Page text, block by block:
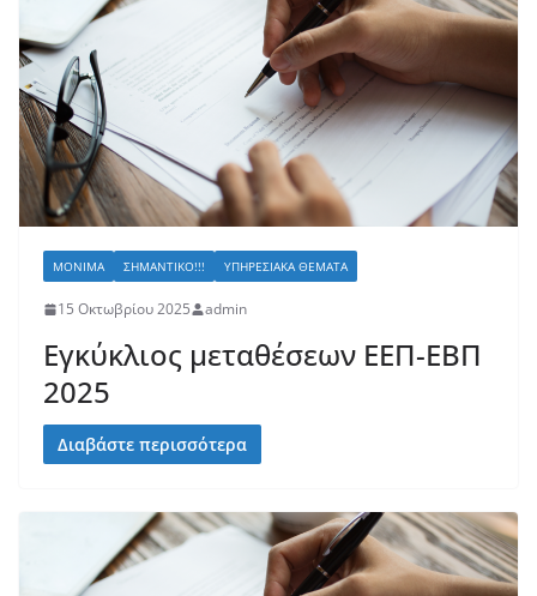
ΜΌΝΙΜΑ ΣΗΜΑΝΤΙΚΌ!!! ΥΠΗΡΕΣΙΑΚΆ ΘΈΜΑΤΑ
15 Οκτωβρίου 2025 admin
Εγκύκλιος μεταθέσεων ΕΕΠ-ΕΒΠ
2025
Διαβάστε περισσότερα